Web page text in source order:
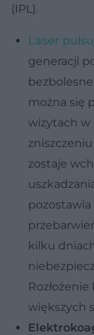
(IPL).
Laser
generacji
można się
wizytach w
zostaje
pozostawia
kilku
większych